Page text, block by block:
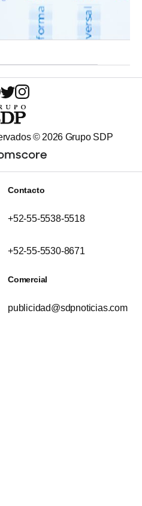
© 2026 Grupo SDP
Contacto
+52-55-5538-5518
+52-55-5530-8671
Comercial
publicidad@sdpnoticias.com